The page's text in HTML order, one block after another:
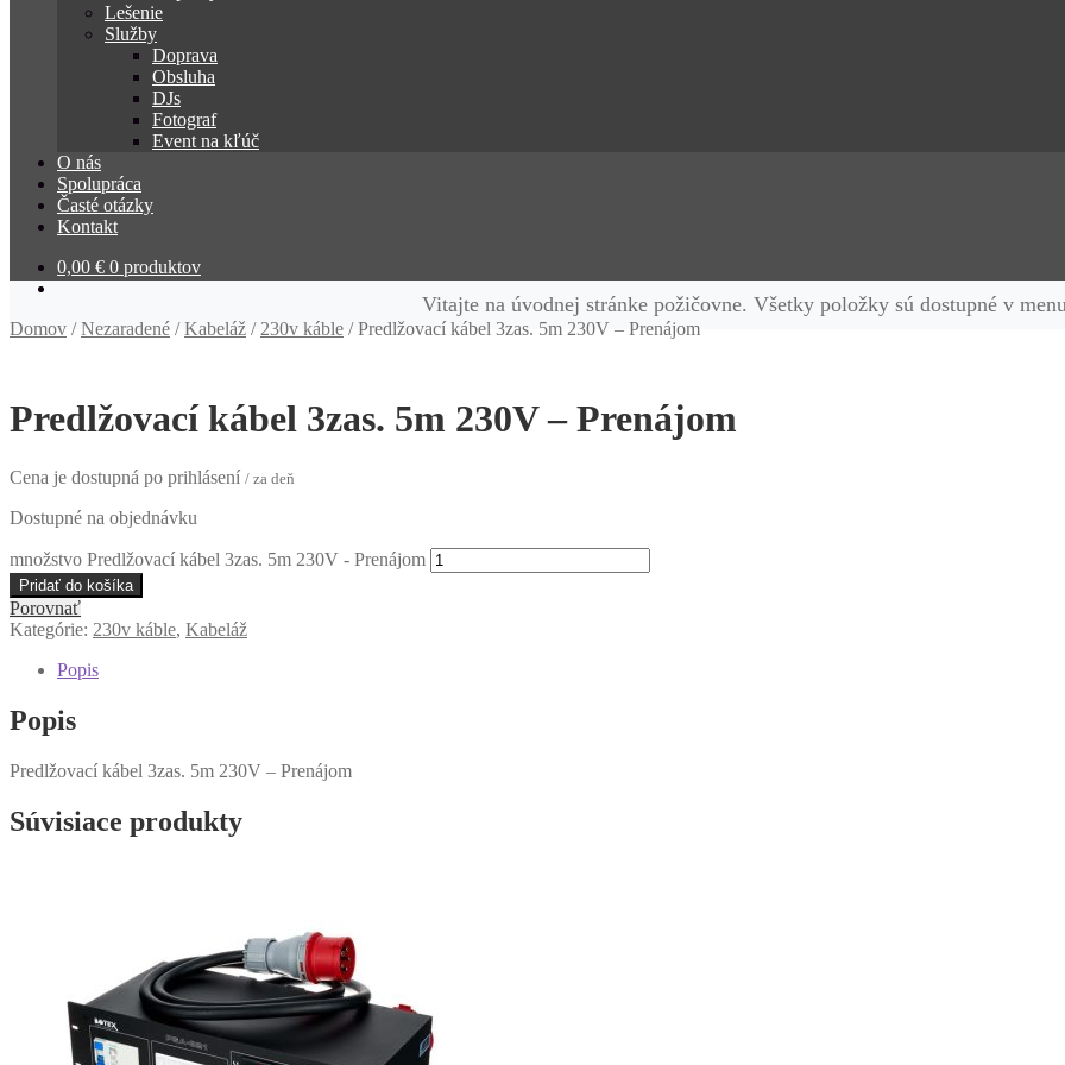
Lešenie
Služby
Doprava
Obsluha
DJs
Fotograf
Event na kľúč
O nás
Spolupráca
Časté otázky
Kontakt
0,00 € 0 produktov
Domov /Nezaradené /Kabeláž / 230v káble /Predlžovací kábel 3zas. 5m 230V – Prenájom
Vitajte na úvodnej stránke požičovne. Všetky položky sú dostupné v
Predlžovací kábel 3zas. 5m 230V – Prenájom
Cena je dostupná po prihlásení / za deň
Dostupné na objednávku
množstvo Predlžovací kábel 3zas. 5m 230V - Prenájom
Pridať do košíka
Porovnať
Kategórie: 230v káble, Kabeláž
Popis
Popis
Predlžovací kábel 3zas. 5m 230V – Prenájom
Súvisiace produkty